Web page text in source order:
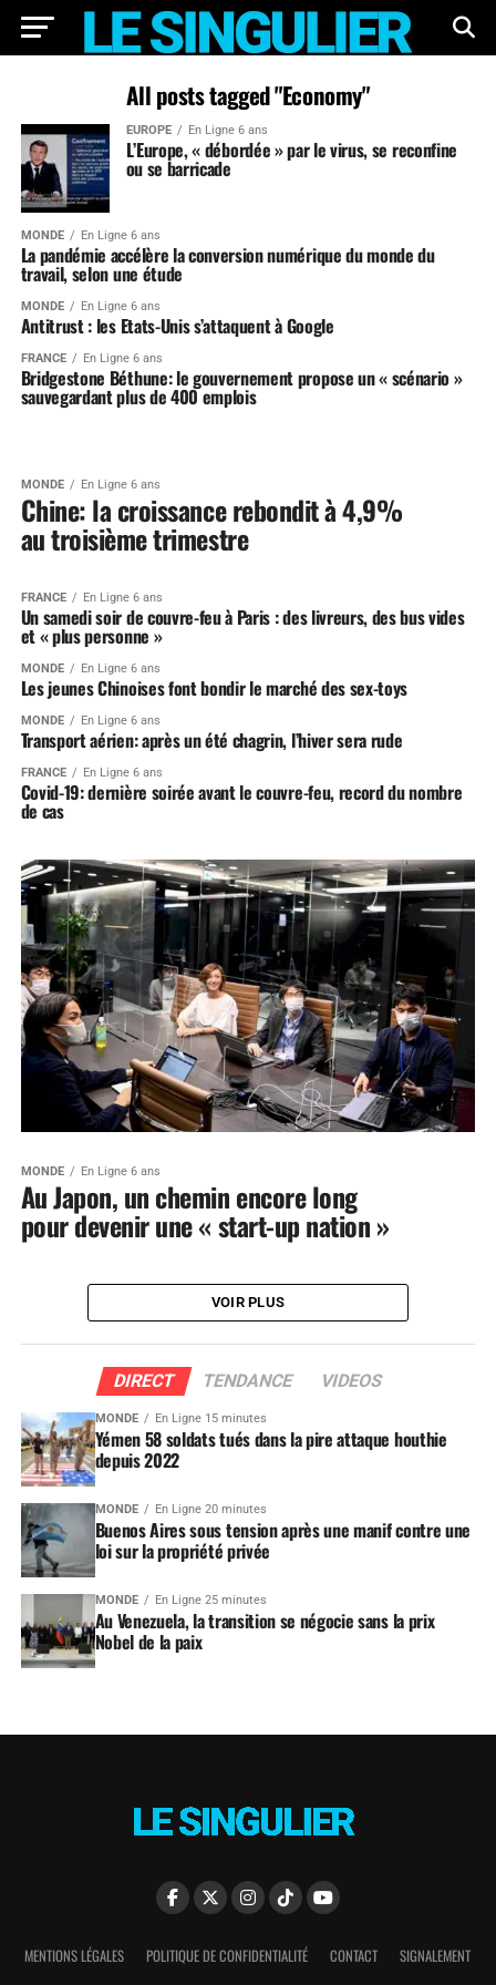
All posts tagged "Economy"
EUROPE En Ligne 6 ans
L’Europe, « débordée » par le virus, se reconfine
ou se barricade
MONDE En Ligne 6 ans
La pandémie accélère la conversion numérique du monde du
travail, selon une étude
MONDE En Ligne 6 ans
Antitrust : les Etats-Unis s’attaquent à Google
FRANCE En Ligne 6 ans
Bridgestone Béthune: le gouvernement propose un « scénario »
sauvegardant plus de 400 emplois
MONDE En Ligne 6 ans
Chine: la croissance rebondit à 4,9%
au troisième trimestre
FRANCE En Ligne 6 ans
Un samedi soir de couvre-feu à Paris : des livreurs, des bus vides
et « plus personne »
MONDE En Ligne 6 ans
Les jeunes Chinoises font bondir le marché des sex-toys
MONDE En Ligne 6 ans
Transport aérien: après un été chagrin, l’hiver sera rude
FRANCE En Ligne 6 ans
Covid-19: dernière soirée avant le couvre-feu, record du nombre
de cas
MONDE En Ligne 6 ans
Au Japon, un chemin encore long
pour devenir une « start-up nation »
VOIR PLUS
DIRECT TENDANCE VIDEOS
MONDE En Ligne 15 minutes
Yémen 58 soldats tués dans la pire attaque houthie
depuis 2022
MONDE En Ligne 20 minutes
Buenos Aires sous tension après une manif contre une
loi sur la propriété privée
MONDE En Ligne 25 minutes
Au Venezuela, la transition se négocie sans la prix
Nobel de la paix
MENTIONS LÉGALES POLITIQUE DE CONFIDENTIALITÉ CONTACT SIGNALEMENT